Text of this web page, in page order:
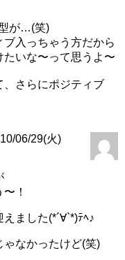
が…(笑)
入っちゃう方だから
いな〜って思うよ〜
、さらにポジティブ
06/29(火)
！
ました(*´∀`*)ﾃﾍ♪
ゃなかったけど(笑)